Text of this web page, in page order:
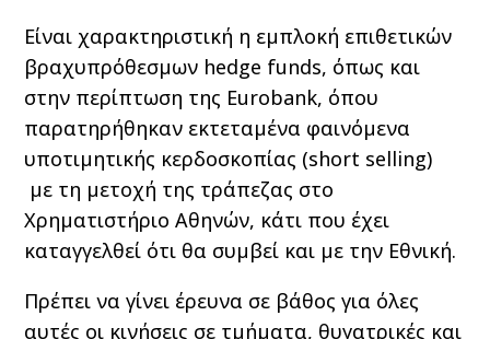
Είναι χαρακτηριστική η εμπλοκή επιθετικών
βραχυπρόθεσμων hedge funds, όπως και
στην περίπτωση της Eurobank, όπου
παρατηρήθηκαν εκτεταμένα φαινόμενα
υποτιμητικής κερδοσκοπίας (short selling)
με τη μετοχή της τράπεζας στο
Χρηματιστήριο Αθηνών, κάτι που έχει
καταγγελθεί ότι θα συμβεί και με την Εθνική.
Πρέπει να γίνει έρευνα σε βάθος για όλες
αυτές οι κινήσεις σε τμήματα, θυγατρικές και